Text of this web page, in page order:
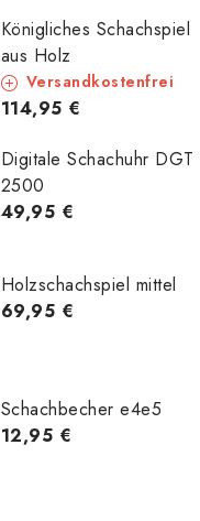
Königliches Schachspiel
aus Holz
Versandkostenfrei
114,95 €
Digitale Schachuhr DGT
2500
49,95 €
Holzschachspiel mittel
69,95 €
Schachbecher e4e5
12,95 €